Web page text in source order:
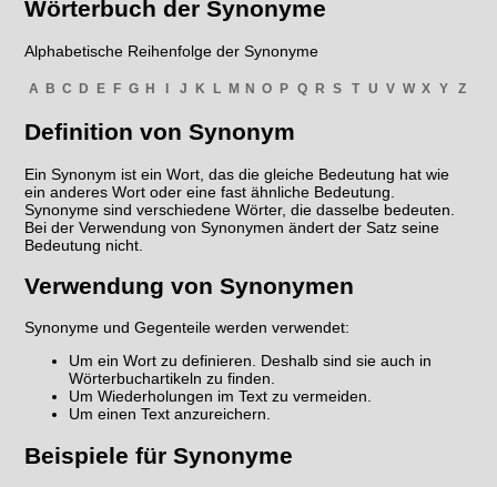
Wörterbuch der Synonyme
Alphabetische Reihenfolge der Synonyme
A B C D E F G H I J K L M N O P Q R S T U V W X Y Z
Definition von Synonym
Ein Synonym ist ein Wort, das die gleiche Bedeutung hat wie
ein anderes Wort oder eine fast ähnliche Bedeutung.
Synonyme sind verschiedene Wörter, die dasselbe bedeuten.
Bei der Verwendung von Synonymen ändert der Satz seine
Bedeutung nicht.
Verwendung von Synonymen
Synonyme und Gegenteile werden verwendet:
Um ein Wort zu definieren. Deshalb sind sie auch in
Wörterbuchartikeln zu finden.
Um Wiederholungen im Text zu vermeiden.
Um einen Text anzureichern.
Beispiele für Synonyme